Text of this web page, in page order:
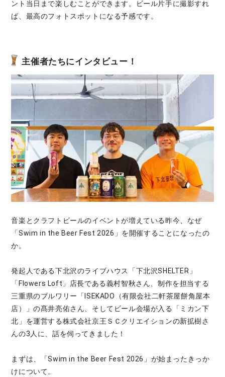
ント当日まで楽しむことができます。ビール片手に撮影すれ
ば、最高のフォトスポットになる予感です。
主催者たちにインタビュー！
音楽とクラフトビールのイベントが増えている昨今、なぜ
「Swim in the Beer Fest 2026」を開催することになったの
か。
発起人である下北沢のライブハウス「下北沢SHELTER」
「Flowers Loft」店長である義村智秋さん、制作を担当する
三重県のブルワリー「ISEKADO（有限会社二軒茶屋餅角屋本
店）」の髙井亮佑さん、そしてビール会場が入る「ミカン下
北」を運営する株式会社京王ＳＣクリエイションの新拡樹さ
んの3人に、話を伺ってきました！
まずは、「Swim in the Beer Fest 2026」が始まったきっか
けについて。